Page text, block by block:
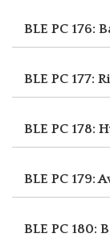
BLE PC 176:
BLE PC 177:
BLE PC 178:
BLE PC 179:
BLE PC 180: